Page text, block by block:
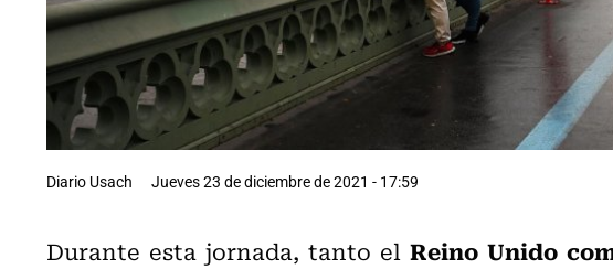
Diario Usach Jueves 23 de diciembre de 2021 - 17:59
Durante esta jornada, tanto el Reino Unido